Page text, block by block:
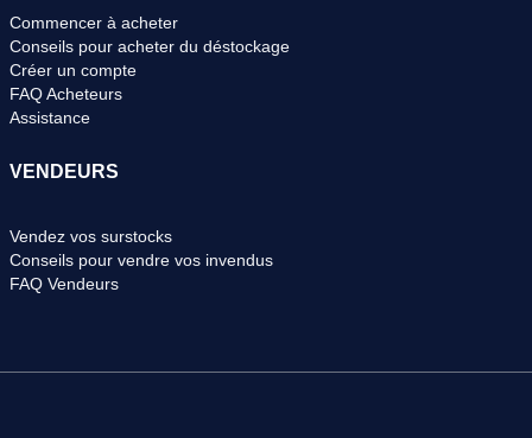
Commencer à acheter
Conseils pour acheter du déstockage
Créer un compte
FAQ Acheteurs
Assistance
VENDEURS
Vendez vos surstocks
Conseils pour vendre vos invendus
FAQ Vendeurs